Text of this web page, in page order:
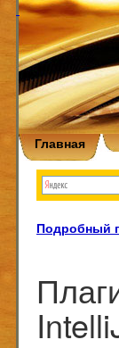
Главная
Подробный